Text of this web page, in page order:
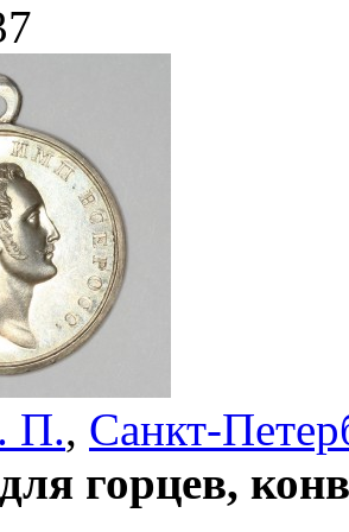
П., Санкт-
горцев,